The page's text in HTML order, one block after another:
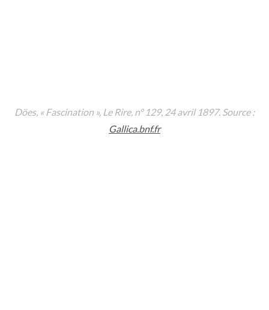
Döes, « Fascination », Le Rire, n° 129, 24 avril 1897. Source :
Gallica.bnf.fr